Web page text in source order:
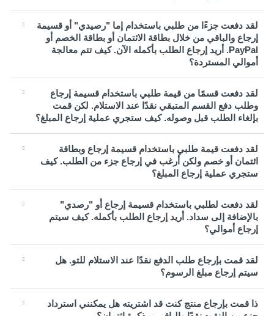
لقد دفعت جزءًا من طلبي باستخدام إما "رصيدي" أو قسيمة
إرجاع والباقي من خلال بطاقة الائتمان أو بطاقة الخصم أو
PayPal. أريد إرجاع الطلب بأكمله الآن. كيف تتم معالجة
أموالي المستردة؟
لقد دفعت قسمًا من قيمة طلبي باستخدام قسيمة إرجاع
وطلب دفع القسم المتبقي نقدًا عند الاستلام. لكن قمت
بإلغاء الطلب قبل وصوله. كيف ستجري عملية إرجاع المبلغ؟
لقد دفعت قيمة طلبي باستخدام قسيمة إرجاع وبطاقة
ائتمان أو خصم ولكن أرغب في إرجاع جزء من الطلب. كيف
ستجري عملية إرجاع المبلغ؟
لقد دفعت لطلبي باستخدام قسيمة إرجاع أو "رصدي"
بالإضافة إلى سداد. أريد إرجاع الطلب بأكمله. كيف سيتم
إرجاع أموالي؟
لقد قمت بإرجاع طلب الدفع نقدًا عند الاستلام للتو. هل
سيتم إرجاع مبلغ الرسوم؟
ذا قمت بإرجاع منتج كنت قد اشتريته هل يمكنني استرداد